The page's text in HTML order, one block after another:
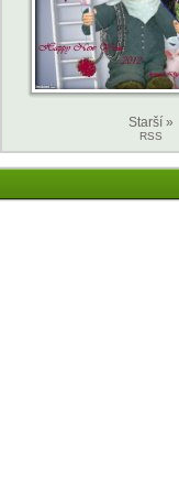
Starší »
RSS